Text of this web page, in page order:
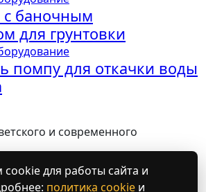
с баночным
для грунтовки
помпу для откачки воды
и современного
для работы сайта и
политика cookie и